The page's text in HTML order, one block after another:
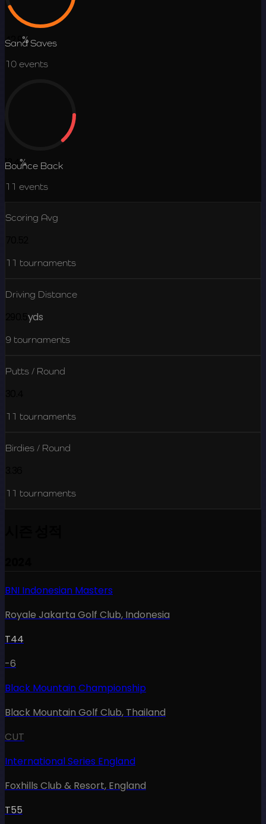
42.9%
Sand Saves
10 events
13.4%
Bounce Back
11 events
Scoring Avg
11 tournaments
Driving Distance
yds
9 tournaments
Putts / Round
11 tournaments
Birdies / Round
11 tournaments
BNI Indonesian Masters
Royale Jakarta Golf Club, Indonesia
T44
-6
Black Mountain Championship
Black Mountain Golf Club, Thailand
CUT
International Series England
Foxhills Club & Resort, England
T55